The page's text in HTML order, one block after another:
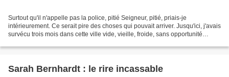
Surtout qu'il n'appelle pas la police, pitié Seigneur, pitié, priais-je
intérieurement. Ce serait pire des choses qui pouvait arriver. Jusqu'ici, j'avais
survécu trois mois dans cette ville vide, vieille, froide, sans opportunité
Sarah Bernhardt : le rire incassable